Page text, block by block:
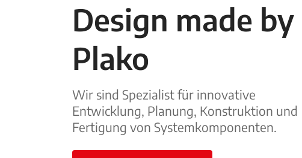
Design made by
Plako
Wir sind Spezialist für innovative
Entwicklung, Planung, Konstruktion und
Fertigung von Systemkomponenten.